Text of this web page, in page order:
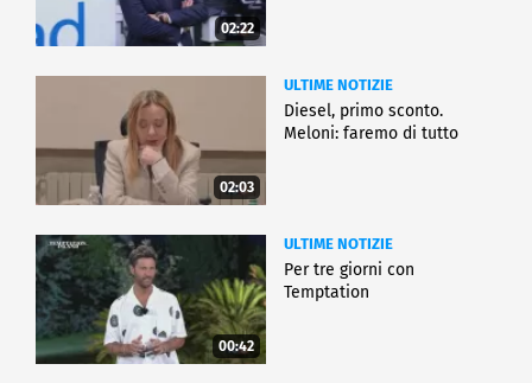
02:22
02:03
ULTIME NOTIZIE
Diesel, primo sconto.
Meloni: faremo di tutto
00:42
ULTIME NOTIZIE
Per tre giorni con
Temptation